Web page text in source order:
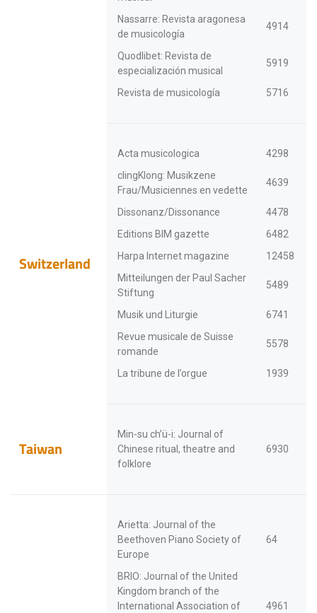
Nassarre: Revista aragonesa
de musicología
4914
Quodlibet: Revista de
especialización musical
5919
Revista de musicología 5716
Switzerland
Acta musicologica
4298
clingKlong: Musikzene
Frau/Musiciennes en vedette
4639
Dissonanz/Dissonance
4478
Editions BIM gazette
6482
Harpa Internet magazine
12458
Mitteilungen der Paul Sacher
Stiftung
5489
Musik und Liturgie
6741
Revue musicale de Suisse
romande
5578
La tribune de l’orgue 1939
Taiwan
Min-su ch’ü-i: Journal of
Chinese ritual, theatre and
folklore
6930
Arietta: Journal of the
Beethoven Piano Society of
Europe
64
BRIO: Journal of the United
Kingdom branch of the
International Association of
4961